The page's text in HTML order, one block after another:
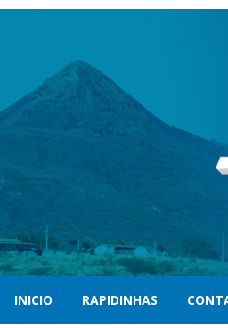
INICIO RAPIDINHAS